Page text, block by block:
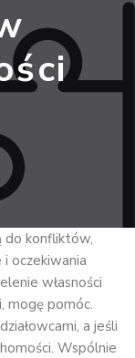
do konfliktów,
i oczekiwania
własności
mogę pomóc.
a jeśli
Wspólnie